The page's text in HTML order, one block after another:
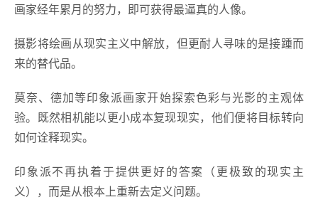
画家经年累月的努力，即可获得最逼真的人像。
摄影将绘画从现实主义中解放，但更耐人寻味的是接踵而
来的替代品。
莫奈、德加等印象派画家开始探索色彩与光影的主观体
验。既然相机能以更小成本复现现实，他们便将目标转向
如何诠释现实。
印象派不再执着于提供更好的答案（更极致的现实主
义），而是从根本上重新去定义问题。